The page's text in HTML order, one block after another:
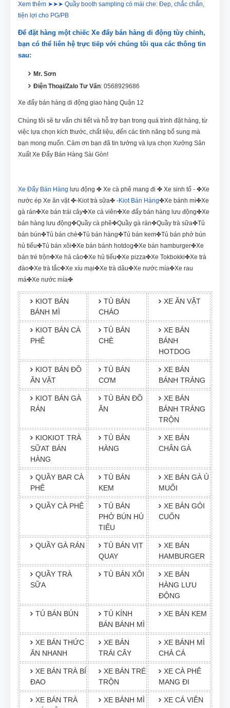
Xem thêm ➤➤➤ Quầy booth sampling có mái che: Đẹp, chắc chắn,
tiện lợi cho PG/PB
Để đặt hàng một chiếc Xe đẩy bán hàng di động tùy chỉnh,
bạn có thể liên hệ trực tiếp với chúng tôi qua các thông tin
sau:
Mr. Sơn
Điện Thoại/Zalo Tư Vấn: 0568929686
Xe đẩy bán hàng di động giao hàng Quận 12
Chúng tôi sẽ tư vấn chi tiết và hỗ trợ bạn trong quá trình đặt hàng, từ
việc lựa chọn kích thước, chất liệu, đến các tính năng bổ sung mà
bạn mong muốn. Cảm ơn bạn đã tin tưởng và lựa chọn Xưởng Sản
Xuất Xe Đẩy Bán Hàng Sài Gòn!
Xe Đẩy Bán Hàng lưu động ✤ Xe cà phê mang đi ✤ Xe sinh tố - ✤Xe
nước ép Xe ăn vặt ✤-Kiot trà sữa✤ -Kiot Bán Hàng✤Xe bánh mì✤Xe
gà rán✤Xe bán trái cây✤Xe cá viên✤Xe đẩy bán hàng lưu động✤Xe
bán hàng lưu động✤Quầy cà phê✤Quầy gà rán✤Quầy trà sữa✤Tủ
bán bún✤Tủ bán chè✤Tủ bán hàng✤Tủ bán kem✤Tủ bán phở bún
hủ tiếu✤Tủ bán xôi✤Xe bán bánh hotdog✤Xe bán hamburger✤Xe
bán tré trộn✤Xe há cảo✤Xe hủ tiếu✤Xe pizza✤Xe Tokbokki✤Xe trà
đào✤Xe trà tắc✤Xe xíu mại✤Xe trà dâu✤Xe nước mía✤Xe rau
má✤Xe nước mía✤
KIOT BÁN
BÁNH MÌ
TỦ BÁN
CHÁO
XE ĂN VẶT
KIOT BÁN CÀ
PHÊ
TỦ BÁN
CHÈ
XE BÁN
BÁNH
HOTDOG
KIOT BÁN ĐỒ
ĂN VẶT
TỦ BÁN
CƠM
XE BÁN
BÁNH TRÁNG
KIOT BÁN GÀ
RÁN
TỦ BÁN ĐỒ
ĂN
XE BÁN
BÁNH TRÁNG
TRỘN
KIOKIOT TRÀ
SỮAT BÁN
HÀNG
TỦ BÁN
HÀNG
XE BÁN
CHÂN GÀ
QUẦY BAR CÀ
PHÊ
TỦ BÁN
KEM
XE BÁN GÀ Ủ
MUỐI
QUẦY CÀ PHÊ
TỦ BÁN
PHỞ BÚN HỦ
TIẾU
XE BÁN GỎI
CUỐN
QUẦY GÀ RÁN
TỦ BÁN VỊT
QUAY
XE BÁN
HAMBURGER
QUẦY TRÀ
SỮA
TỦ BÁN XÔI
XE BÁN
HÀNG LƯU
ĐỘNG
TỦ BÁN BÚN
TỦ KÍNH
BÁN BÁNH MÌ
XE BÁN KEM
XE BÁN THỨC
ĂN NHANH
XE BÁN
TRÁI CÂY
XE BÁNH MÌ
CHẢ CÁ
XE BÁN TRÀ BÍ
ĐAO
XE BÁN TRÉ
TRỘN
XE CÀ PHÊ
MANG ĐI
XE BÁN TRÀ
XE BÁNH MÌ XE CÁ VIÊN